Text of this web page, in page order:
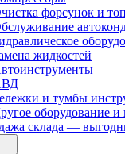
форсунок и
жидкостей
и тумбы
оборудование
склада —